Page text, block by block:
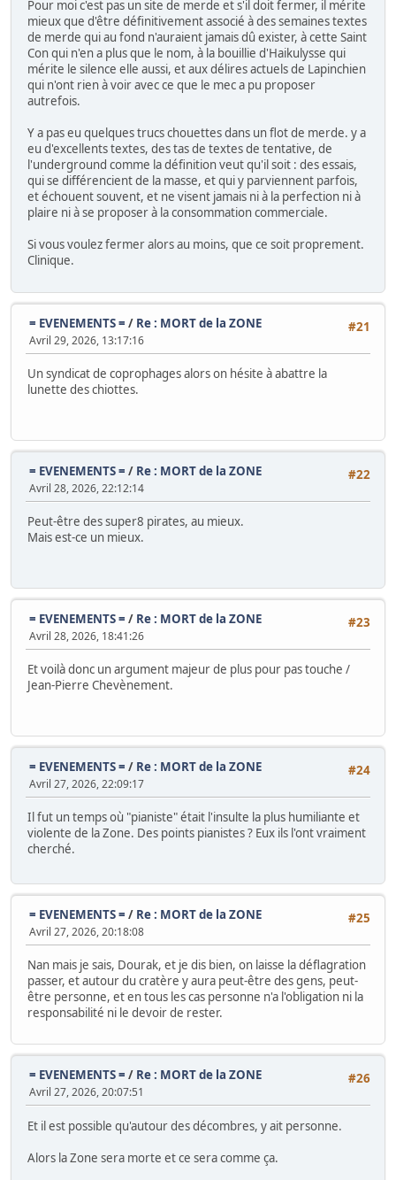
Pour moi c'est pas un site de merde et s'il doit fermer, il mérite
mieux que d'être définitivement associé à des semaines textes
de merde qui au fond n'auraient jamais dû exister, à cette Saint
Con qui n'en a plus que le nom, à la bouillie d'Haikulysse qui
mérite le silence elle aussi, et aux délires actuels de Lapinchien
qui n'ont rien à voir avec ce que le mec a pu proposer
autrefois.
Y a pas eu quelques trucs chouettes dans un flot de merde. y a
eu d'excellents textes, des tas de textes de tentative, de
l'underground comme la définition veut qu'il soit : des essais,
qui se différencient de la masse, et qui y parviennent parfois,
et échouent souvent, et ne visent jamais ni à la perfection ni à
plaire ni à se proposer à la consommation commerciale.
Si vous voulez fermer alors au moins, que ce soit proprement.
Clinique.
#21
= EVENEMENTS = / Re : MORT de la ZONE
Avril 29, 2026, 13:17:16
Un syndicat de coprophages alors on hésite à abattre la
lunette des chiottes.
#22
= EVENEMENTS = / Re : MORT de la ZONE
Avril 28, 2026, 22:12:14
Peut-être des super8 pirates, au mieux.
Mais est-ce un mieux.
#23
= EVENEMENTS = / Re : MORT de la ZONE
Avril 28, 2026, 18:41:26
Et voilà donc un argument majeur de plus pour pas touche /
Jean-Pierre Chevènement.
#24
= EVENEMENTS = / Re : MORT de la ZONE
Avril 27, 2026, 22:09:17
Il fut un temps où "pianiste" était l'insulte la plus humiliante et
violente de la Zone. Des points pianistes ? Eux ils l'ont vraiment
cherché.
#25
= EVENEMENTS = / Re : MORT de la ZONE
Avril 27, 2026, 20:18:08
Nan mais je sais, Dourak, et je dis bien, on laisse la déflagration
passer, et autour du cratère y aura peut-être des gens, peut-
être personne, et en tous les cas personne n'a l'obligation ni la
responsabilité ni le devoir de rester.
#26
= EVENEMENTS = / Re : MORT de la ZONE
Avril 27, 2026, 20:07:51
Et il est possible qu'autour des décombres, y ait personne.
Alors la Zone sera morte et ce sera comme ça.